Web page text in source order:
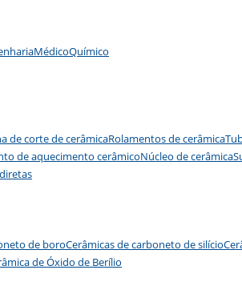
MédicoQuímico
de corte de cerâmicaRolamentos de cerâmica
de aquecimento cerâmicoNúcleo de cerâmica
de boroCerâmicas de carboneto de silício
de Óxido de Berílio